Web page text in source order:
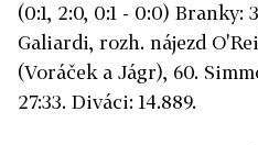
(0:1, 2:0, 0:1 - 0:0) Branky:
Galiardi, rozh. nájezd
(Voráček a Jágr), 60.
27:33. Diváci: 14.889.